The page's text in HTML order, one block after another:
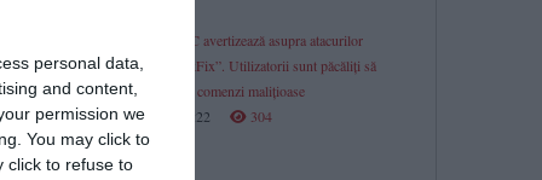
personal data,
and content,
permission we
You may click to
click to refuse to
DNSC avertizează asupra atacurilor
„ClickFix”. Utilizatorii sunt păcăliți să
ruleze comenzi malițioase
19:22
304